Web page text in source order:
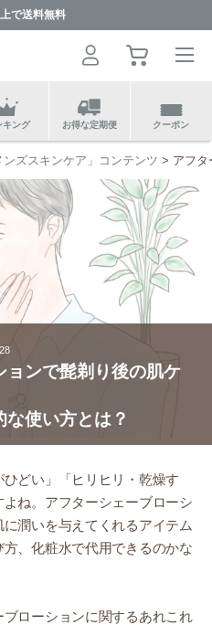
で送料無料
キング お得な定期便 クーポン
ンズスキンケア」コンテンツ アフタ
ョンで髭剃り後の肌ケ
使い方とは？
どい」「ヒリヒリ・乾燥す
ね。アフターシェーブローシ
潤いを与えてくれるアイテム
、化粧水で代用できるのかな
ローションに関するあれこれ